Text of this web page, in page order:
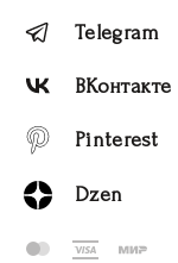
Telegram
ВКонтакте
Pinterest
Dzen